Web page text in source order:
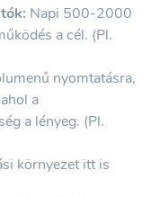
Napi 500-2000
a cél. (Pl.
nyomtatásra,
a
a lényeg. (Pl.
környezet itt is